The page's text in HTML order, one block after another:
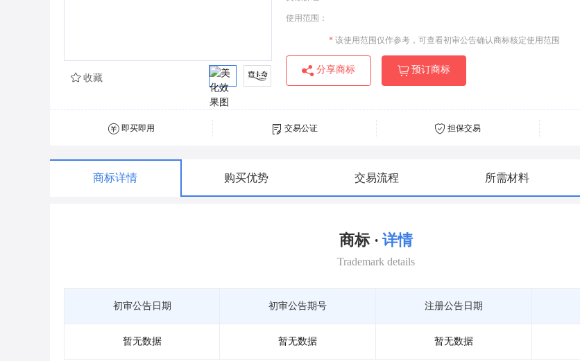
使用范围：
* 该使用范围仅作参考，可查看初审公告确认商标核定使用范围
分享商标 预订商标
收藏
即买即用 交易公证 担保交易
商标详情 购买优势 交易流程 所需材料
商标 · 详情
Trademark details
初审公告日期 初审公告期号 注册公告日期
暂无数据 暂无数据 暂无数据